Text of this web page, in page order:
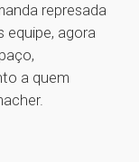
represada
equipe, agora
a quem